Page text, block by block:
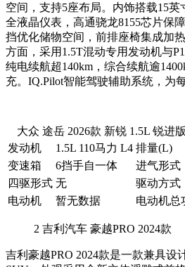
空间，支持5座布局。内饰搭载15英
全液晶仪表，高通骁龙8155芯片保
挡优化储物空间，前排座椅集成加
方面，采用1.5T混动专用发动机与
纯电续航超140km，综合续航逾
充。IQ.Pilot智能驾驶辅助系统，为
大众 途岳 2026款 新锐 1.5L 锐进
发动机
1.5L 110马力 L4 排量(L)
变速箱
6挡手自一体 进气形式
四驱形式 无 驱动方式
电动机
暂无数据 电动机总
2 吉利汽车 豪越PRO 2024款
吉利豪越PRO 2024款是一款兼具设